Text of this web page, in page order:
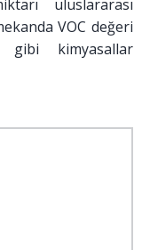
uluslararası
VOC değeri
gibi kimyasallar